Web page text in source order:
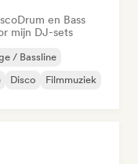
Drum en Bass
mijn DJ-sets
/ Bassline
Disco Filmmuziek